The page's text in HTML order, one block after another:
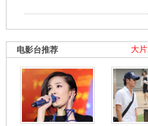
大
电影台推荐